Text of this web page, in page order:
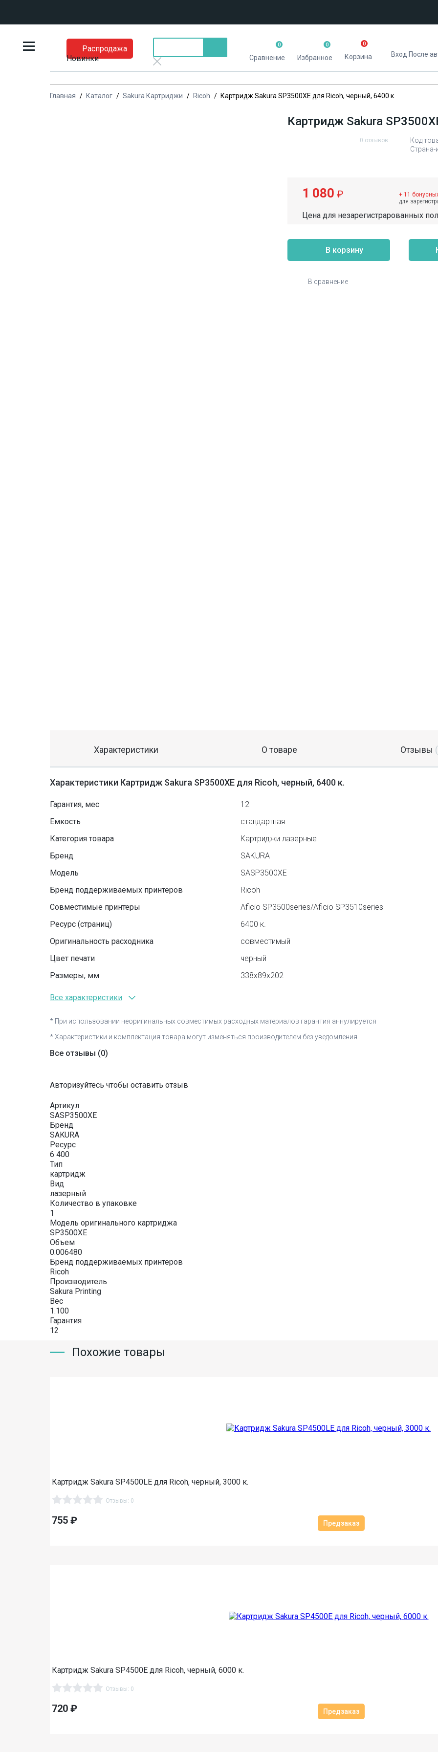
Распродажа
Новинки
0
Сравнение
0
Избранное
0
Корзина Вход После
Главная Каталог Sakura Картриджи Ricoh Картридж Sakura SP3500XE для Ricoh, черный, 6400 к.
Картридж Sakura
0 отзывов
Код
Страна-
1 080 ₽
+ 11
для
Цена для незарегистрарованных
В корзину
В сравнение
Характеристики О товаре Отзывы
Характеристики Картридж Sakura SP3500XE для Ricoh, черный, 6400 к.
Гарантия, мес
12
Емкость
стандартная
Категория товара
Картриджи лазерные
Бренд
SAKURA
Модель
SASP3500XE
Бренд поддерживаемых принтеров
Ricoh
Совместимые принтеры
Aficio SP3500series/Aficio SP3510series
Ресурс (страниц)
6400 к.
Оригинальность расходника
совместимый
Цвет печати
черный
Размеры, мм
338x89x202
Все характеристики
* При использовании неоригинальных совместимых расходных материалов гарантия аннулируется
* Характеристики и комплектация товара могут изменяться производителем без уведомления
Все отзывы (0)
Авторизуйтесь чтобы оставить отзыв
Артикул
SASP3500XE
Бренд
SAKURA
Ресурс
6 400
Тип
картридж
Вид
лазерный
Количество в упаковке
1
Модель оригинального картриджа
SP3500XE
Объем
0.006480
Бренд поддерживаемых принтеров
Ricoh
Производитель
Sakura Printing
Вес
1.100
Гарантия
12
Похожие товары
Картридж Sakura SP4500LE для Ricoh, черный, 3000 к.
Отзывы: 0
755 ₽ Предзаказ
Картридж Sakura SP4500E для Ricoh, черный, 6000 к.
Отзывы: 0
720 ₽ Предзаказ